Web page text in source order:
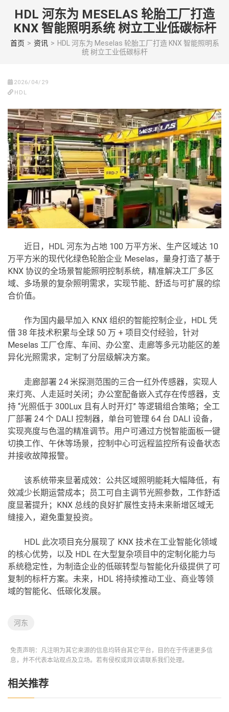
content
(Press
HDL 河东为 MESELAS 轮胎工厂打造
KNX 智能照明系统 树立工业低碳标杆
首页 > 资讯 > HDL 河东为 Meselas 轮胎工厂打造 KNX 智能照明系
统 树立工业低碳标杆
2026/04/29
HDL
近日，HDL 河东为占地 100 万平方米、生产区域达 10
万平方米的现代化绿色轮胎企业 Meselas，量身打造了基于
KNX 协议的全场景智能照明控制系统，精准解决工厂多区
域、多场景的复杂照明需求，实现节能、舒适与可扩展的综
合价值。
作为国内最早加入 KNX 组织的智能控制企业，HDL 凭
借 38 年技术积累与全球 50 万 + 项目交付经验，针对
Meselas 工厂仓库、车间、办公室、走廊等多元功能区的差
异化光照需求，定制了分层级解决方案。
走廊部署 24 米探测范围的三合一红外传感器，实现人
来灯亮、人走延时关闭；办公室配备嵌入式存在传感器，支
持 “光照低于 300Lux 且有人时开灯” 等逻辑组合策略；全工
厂部署 24 个 DALI 控制器，单台可管理 64 台 DALI 设备，
实现亮度与色温的精准调节。用户可通过方悦智能面板一键
切换工作、午休等场景，控制中心可远程监控所有设备状态
并接收故障报警。
该系统带来显著成效：公共区域照明能耗大幅降低，有
效减少长期运营成本；员工可自主调节光照参数，工作舒适
度显著提升；KNX 总线的良好扩展性支持未来新增区域无
缝接入，避免重复投资。
HDL 此次项目充分展现了 KNX 技术在工业智能化领域
的核心优势，以及 HDL 在大型复杂项目中的定制化能力与
系统稳定性，为制造企业的低碳转型与智能化升级提供了可
复制的标杆方案。未来，HDL 将持续推动工业、商业等领
域的智能化、低碳化发展。
河东
免责声明：凡注明为其它来源的信息均转自其它平台，目的在于传递更多信
息，并不代表本站观点及立场。若有侵权或异议请联系我们处理。
相关推荐